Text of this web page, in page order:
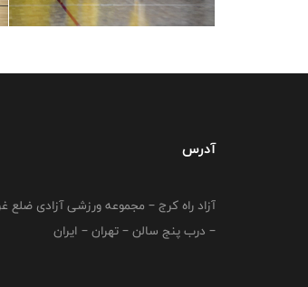
آدرس
آزاد راه کرج – مجموعه ورزشی آزادی ضلع
– درب پنج سالن – تهران – ایران